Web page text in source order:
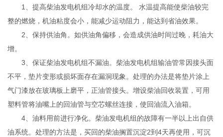
1、提高柴油发电机组冷却水的温度。 水温提高能使柴油较完
整的燃烧，机油粘度会小，能减少运动阻力，能达到省油效果。
2、保持供油角。如供油角偏移，会造成供油时间过晚，耗油大
增。
3、保证柴油发电机组不漏油。柴油发电机组输油管常因接头面
不平，垫片变形或损坏面存在漏洞现象。处理的办法是将垫片涂上
气门漆放在玻璃板上磨平，正油管接头。增设柴油回收装置，可用
塑料管将油嘴上的回油管与空芯螺丝连接，使回油流入油箱。
4、油料用前进行净化。柴油发电机组的故障有一半以上出自供
油系统。处理的方法是，买回的柴油搁置沉淀2到4天再使用，可沉